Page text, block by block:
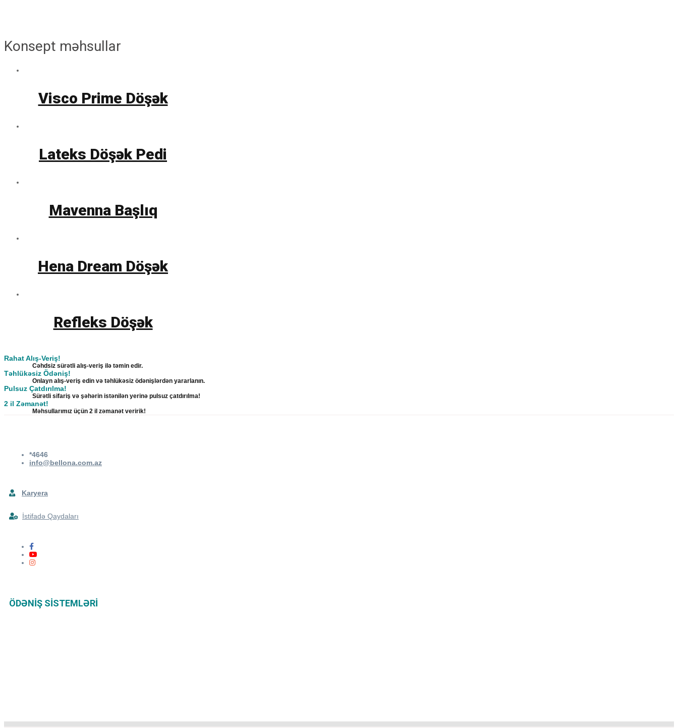
Konsept məhsullar
Visco Prime Döşək
Lateks Döşək Pedi
Mavenna Başlıq
Hena Dream Döşək
Refleks Döşək
Rahat Alış-Veriş!
Cəhdsiz sürətli alış-veriş ilə təmin edir.
Təhlükəsiz Ödəniş!
Onlayn alış-veriş edin və təhlükəsiz ödənişlərdən yararlanın.
Pulsuz Çatdırılma!
Sürətli sifariş və şəhərin istənilən yerinə pulsuz çatdırılma!
2 il Zəmanət!
Məhsullarımız üçün 2 il zəmanət veririk!
*4646
info@bellona.com.az
Karyera
İstifadə Qaydaları
ÖDƏNIŞ SISTEMLƏRI